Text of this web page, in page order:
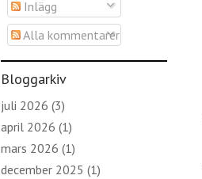
Inlägg
Alla kommentarer
Bloggarkiv
juli 2026 (3)
april 2026 (1)
mars 2026 (1)
december 2025 (1)